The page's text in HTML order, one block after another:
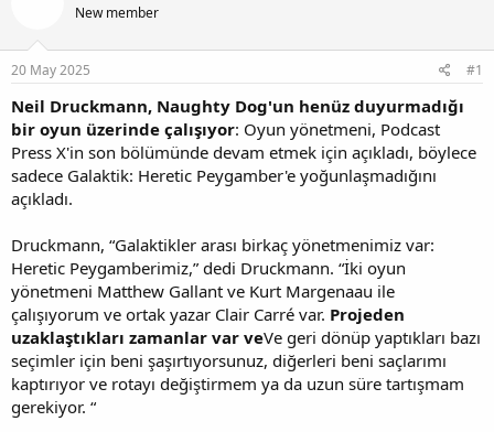
b
a
ş
l
a
t
a
n
a
ç
a
r
i
New member
20 May 2025 #1
Neil Druckmann, Naughty Dog'un henüz duyurmadığı
bir oyun üzerinde çalışıyor: Oyun yönetmeni, Podcast
Press X'in son bölümünde devam etmek için açıkladı, böylece
sadece Galaktik: Heretic Peygamber'e yoğunlaşmadığını
açıkladı.
Druckmann, “Galaktikler arası birkaç yönetmenimiz var:
Heretic Peygamberimiz,” dedi Druckmann. “İki oyun
yönetmeni Matthew Gallant ve Kurt Margenaau ile
çalışıyorum ve ortak yazar Clair Carré var. Projeden
uzaklaştıkları zamanlar var veVe geri dönüp yaptıkları bazı
seçimler için beni şaşırtıyorsunuz, diğerleri beni saçlarımı
kaptırıyor ve rotayı değiştirmem ya da uzun süre tartışmam
gerekiyor. “